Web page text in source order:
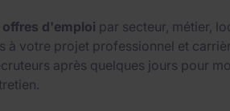
d'emploi par secteur, métier,
à votre projet professionnel et
après quelques jours pour